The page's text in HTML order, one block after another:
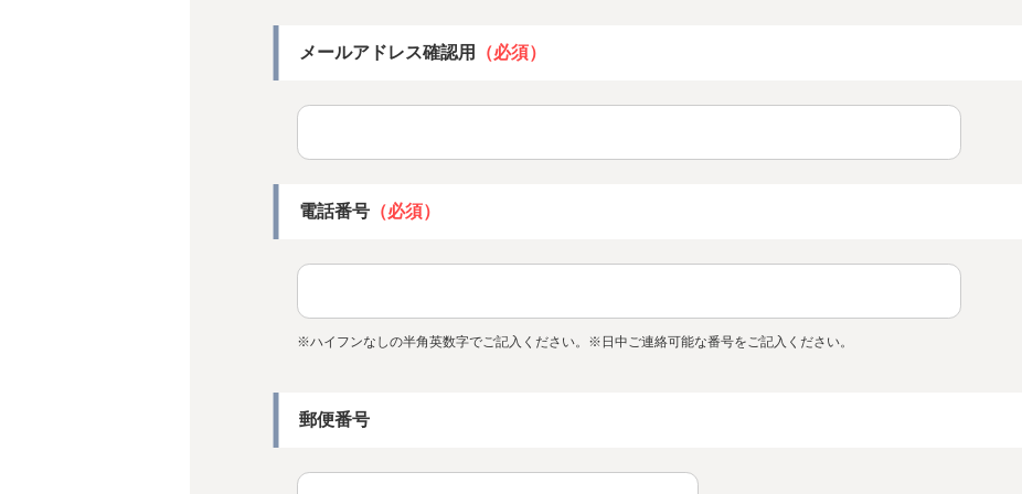
メールアドレス確認用 （必須）
電話番号（必須）
※ハイフンなしの半角英数字でご記入ください。※日中ご連絡可能な番号をご記入ください。
郵便番号